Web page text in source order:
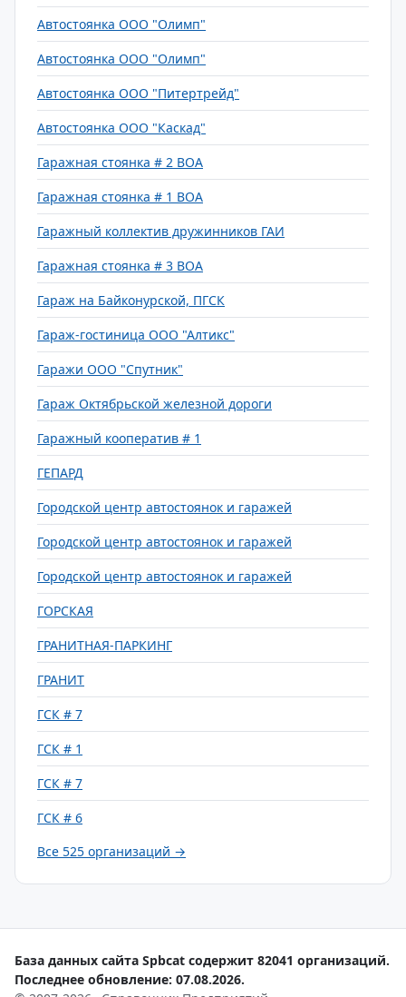
Автостоянка ООО "Олимп"
Автостоянка ООО "Олимп"
Автостоянка ООО "Питертрейд"
Автостоянка ООО "Каскад"
Гаражная стоянка # 2 ВОА
Гаражная стоянка # 1 ВОА
Гаражный коллектив дружинников ГАИ
Гаражная стоянка # 3 ВОА
Гараж на Байконурской, ПГСК
Гараж-гостиница ООО "Алтикс"
Гаражи ООО "Спутник"
Гараж Октябрьской железной дороги
Гаражный кооператив # 1
ГЕПАРД
Городской центр автостоянок и гаражей
Городской центр автостоянок и гаражей
Городской центр автостоянок и гаражей
ГОРСКАЯ
ГРАНИТНАЯ-ПАРКИНГ
ГРАНИТ
ГСК # 7
ГСК # 1
ГСК # 7
ГСК # 6
Все 525 организаций →
База данных сайта Spbcat содержит 82041 организаций.
Последнее обновление: 07.08.2026.